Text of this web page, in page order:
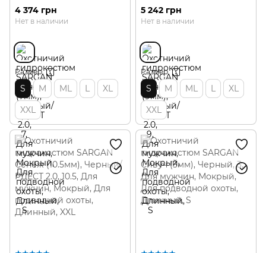
4 374 грн
Нет в наличии
Размер
S M ML L
XL
XXL
5 242 грн
Нет в наличии
Размер
S M ML L
XL
XXL